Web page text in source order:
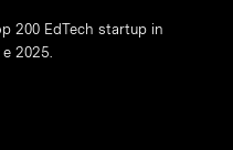
200 EdTech startup in
2025.